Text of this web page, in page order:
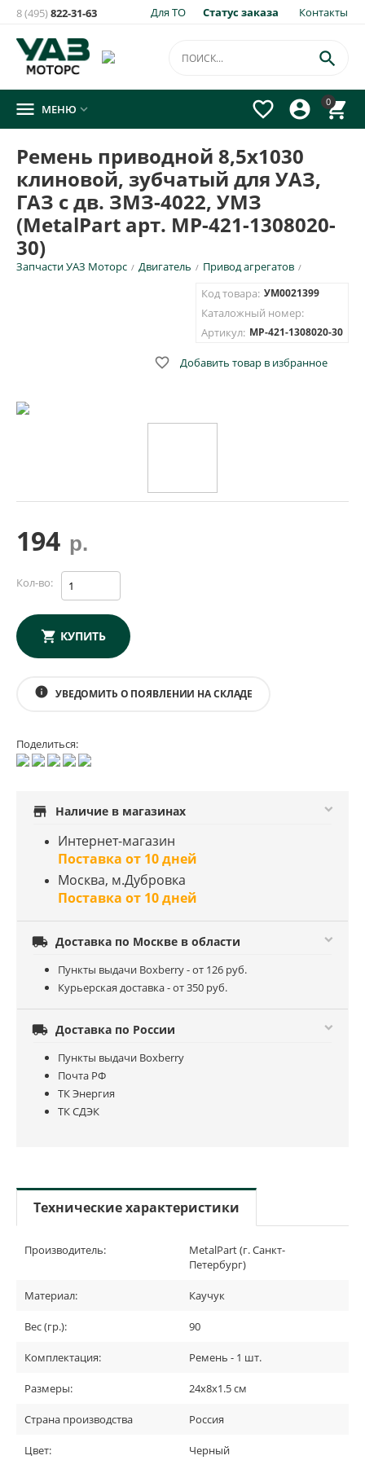
Для ТО Статус заказа Контакты
8 (495)822-31-63
0




 МЕНЮ 
Ремень приводной 8,5х1030
клиновой, зубчатый для УАЗ,
ГАЗ с дв. ЗМЗ-4022, УМЗ
(MetalPart арт. MP-421-1308020-
30)
Запчасти УАЗ Моторс / Двигатель / Привод агрегатов /
Код товара: УМ0021399
Каталожный номер:
Артикул: MP-421-1308020-30
 Добавить товар в избранное
194 р.
Кол-во:
КУПИТЬ
info УВЕДОМИТЬ О ПОЯВЛЕНИИ НА СКЛАДЕ
Уведомить о появлении на складе
товара:
×
Ремень приводной 8,5х1030 клиновой, зубчатый для УАЗ,
ГАЗ с дв. ЗМЗ-4022, УМЗ (MetalPart арт. MP-421-1308020-30)
E-mail для уведомления письмом
Номер телефона для SMS уведомления
Поделиться:
store Наличие в магазинах
Интернет-магазин
Поставка от 10 дней
Москва, м.Дубровка
Поставка от 10 дней
 Доставка по Москве в области
Пункты выдачи Boxberry - от 126 руб.
Курьерская доставка - от 350 руб.
 Доставка по России
Пункты выдачи Boxberry
Почта РФ
ТК Энергия
ТК СДЭК
Технические характеристики
Производитель:
MetalPart (г. Санкт-
Петербург)
Материал: Каучук
Вес (гр.): 90
Комплектация: Ремень - 1 шт.
Размеры: 24х8х1.5 см
Страна производства Россия
Цвет: Черный